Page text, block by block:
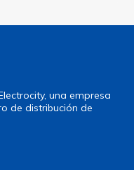
una empresa
de distribución de